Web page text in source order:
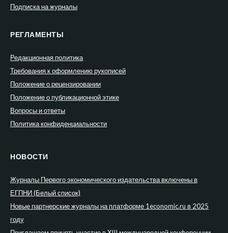
Подписка на журналы
РЕГЛАМЕНТЫ
Редакционная политика
Требования к оформлению рукописей
Положение о рецензировании
Положение о публикационной этике
Вопросы и ответы
Политика конфиденциальности
НОВОСТИ
Журналы Первого экономического издательства включены в
ЕГПНИ (Белый список)
Новые партнерские журналы на платформе 1economic.ru в 2025
году